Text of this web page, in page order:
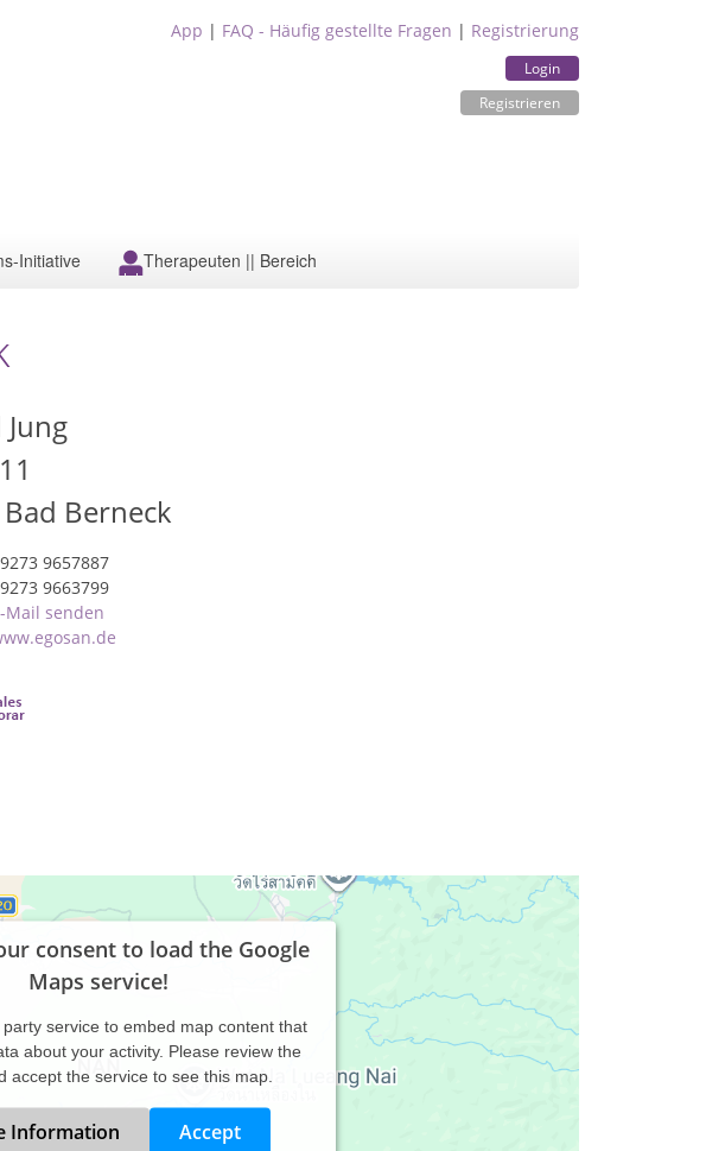
App | FAQ - Häufig gestellte Fragen | Registrierung
Login
Registrieren
Initiative Therapeuten || Bereich
Bad Berneck
9657887
9663799
Mail senden
consent to load the Google
Maps service!
service to embed map content that
about your activity. Please review the
accept the service to see this map.
Information Accept